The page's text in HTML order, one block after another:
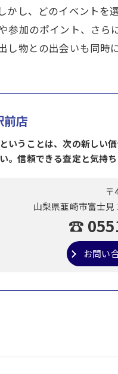
かし、どのイベント
参加のポイント、さ
物との出会いも同時
店
いうことは、次の新しい
。信頼できる査定と気持
〒
山梨県韮崎市富士
☎
お問い